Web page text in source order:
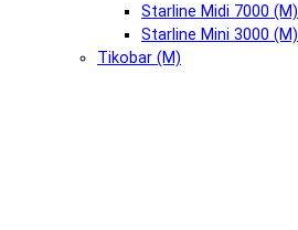
Starline Midi 7000 (М)
Starline Mini 3000 (М)
Tikobar (М)